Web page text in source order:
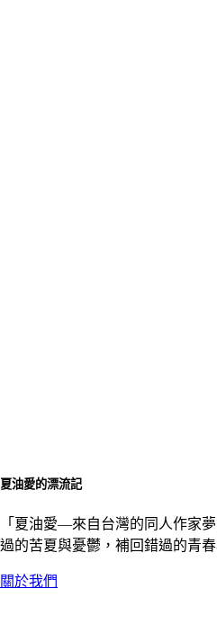
夏油愛的漂流記
「夏油愛––來自台灣的同人作家
過的苦夏與憂鬱，補回錯過的青春
關於我們